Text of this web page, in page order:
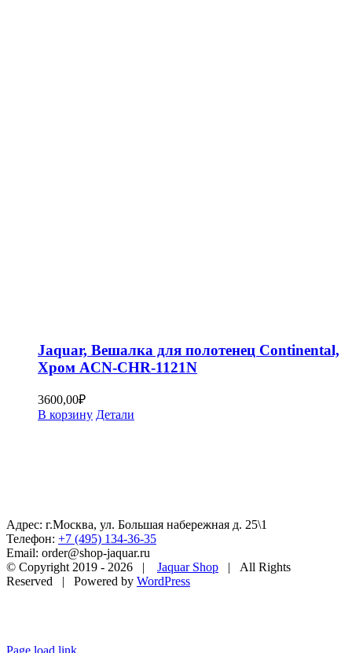
Jaquar, Вешалка для полотенец Continental,
Хром ACN-CHR-1121N
3600,00₽
В корзину Детали
Адрес: г.Москва, ул. Большая набережная д. 25\1
Телефон: +7 (495) 134-36-35
Email: order@shop-jaquar.ru
© Copyright 2019 - 2026 | Jaquar Shop | All Rights
Reserved | Powered by WordPress